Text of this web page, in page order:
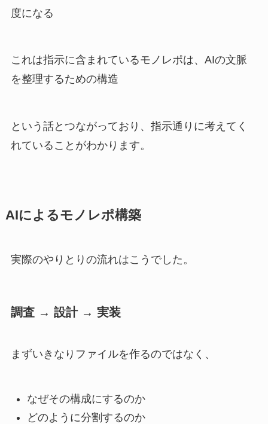
度になる
これは指示に含まれているモノレポは、AIの文脈
を整理するための構造
という話とつながっており、指示通りに考えてく
れていることがわかります。
AIによるモノレポ構築
実際のやりとりの流れはこうでした。
調査 → 設計 → 実装
まずいきなりファイルを作るのではなく、
なぜその構成にするのか
どのように分割するのか